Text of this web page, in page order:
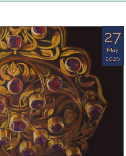
27
May
2026